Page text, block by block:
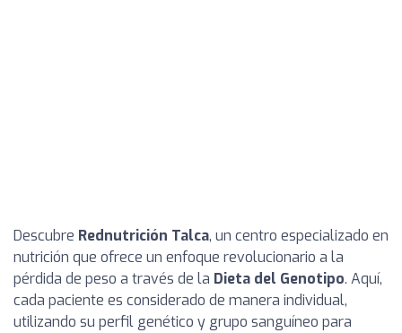
Descubre Rednutrición Talca, un centro especializado en
nutrición que ofrece un enfoque revolucionario a la
pérdida de peso a través de la Dieta del Genotipo. Aquí,
cada paciente es considerado de manera individual,
utilizando su perfil genético y grupo sanguíneo para